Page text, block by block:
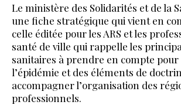
Le ministère des Solidarités et de la
une fiche stratégique qui vient en
celle éditée pour les ARS et les
santé de ville qui rappelle les
sanitaires à prendre en compte
l’épidémie et des éléments de
accompagner l’organisation des
professionnels.